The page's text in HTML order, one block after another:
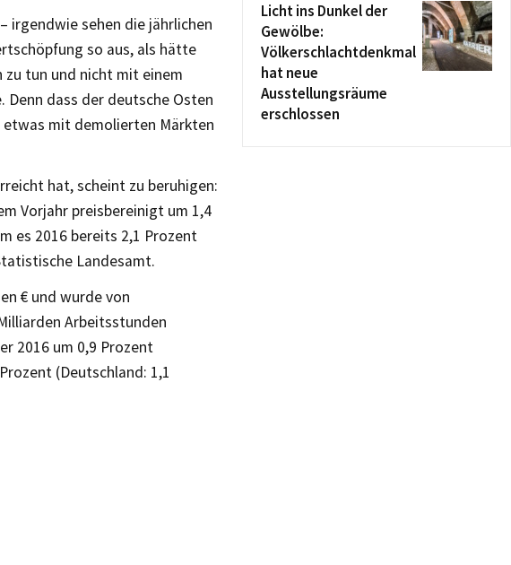
irgendwie sehen die jährlichen
so aus, als hätte
tun und nicht mit einem
dass der deutsche Osten
mit demolierten Märkten
hat, scheint zu beruhigen:
Vorjahr preisbereinigt um 1,4
es 2016 bereits 2,1 Prozent
Landesamt.
€ und wurde von
Arbeitsstunden
2016 um 0,9 Prozent
(Deutschland: 1,1
Licht ins Dunkel der
Gewölbe:
Völkerschlachtdenkmal
hat neue
Ausstellungsräume
erschlossen